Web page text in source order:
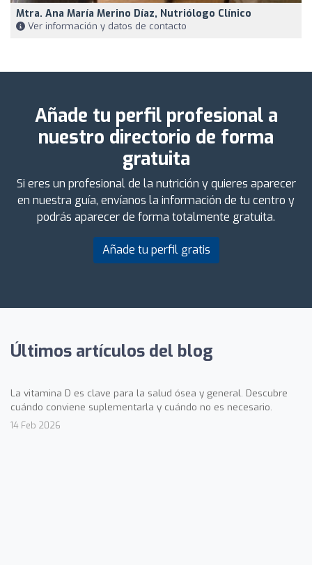
Mtra. Ana María Merino Díaz, Nutriólogo Clínico
Ver información y datos de contacto
Añade tu perfil profesional a
nuestro directorio de forma
gratuita
Si eres un profesional de la nutrición y quieres aparecer
en nuestra guía, envíanos la información de tu centro y
podrás aparecer de forma totalmente gratuita.
Añade tu perfil gratis
Últimos artículos del blog
La vitamina D es clave para la salud ósea y general. Descubre
cuándo conviene suplementarla y cuándo no es necesario.
14 Feb 2026